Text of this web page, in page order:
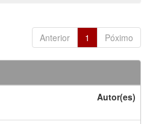
Anterior 1 Póximo
Autor(es)